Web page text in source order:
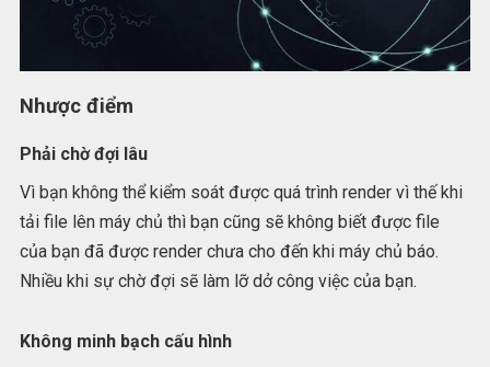
Nhược điểm
Phải chờ đợi lâu
Vì bạn không thể kiểm soát được quá trình render vì thế khi
tải file lên máy chủ thì bạn cũng sẽ không biết được file
của bạn đã được render chưa cho đến khi máy chủ báo.
Nhiều khi sự chờ đợi sẽ làm lỡ dở công việc của bạn.
Không minh bạch cấu hình